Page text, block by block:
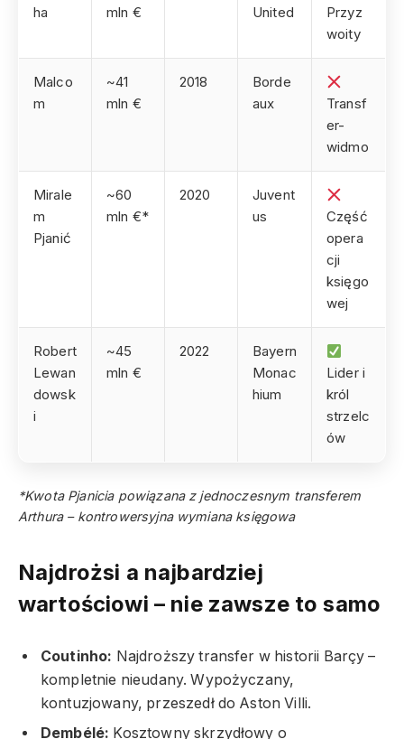
ha
mln €
United
Przyz
woity
Malco
m
~41
mln €
2018
Borde
aux
Transf
er-
widmo
Mirale
m
Pjanić
~60
mln €*
2020
Juvent
us
Część
opera
cji
księgo
wej
Robert
Lewan
dowsk
i
~45
mln €
2022
Bayern
Monac
hium
Lider i
król
strzelc
ów
*Kwota Pjanicia powiązana z jednoczesnym transferem
Arthura – kontrowersyjna wymiana księgowa
Najdrożsi a najbardziej
wartościowi – nie zawsze to samo
Coutinho: Najdroższy transfer w historii Barçy –
kompletnie nieudany. Wypożyczany,
kontuzjowany, przeszedł do Aston Villi.
Dembélé: Kosztowny skrzydłowy o